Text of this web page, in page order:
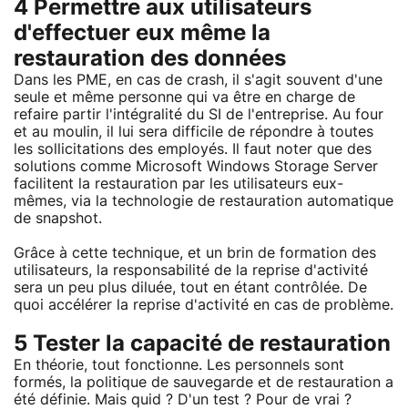
4 Permettre aux utilisateurs
d'effectuer eux même la
restauration des données
Dans les PME, en cas de crash, il s'agit souvent d'une
seule et même personne qui va être en charge de
refaire partir l'intégralité du SI de l'entreprise. Au four
et au moulin, il lui sera difficile de répondre à toutes
les sollicitations des employés. Il faut noter que des
solutions comme Microsoft Windows Storage Server
facilitent la restauration par les utilisateurs eux-
mêmes, via la technologie de restauration automatique
de snapshot.
Grâce à cette technique, et un brin de formation des
utilisateurs, la responsabilité de la reprise d'activité
sera un peu plus diluée, tout en étant contrôlée. De
quoi accélérer la reprise d'activité en cas de problème.
5 Tester la capacité de restauration
En théorie, tout fonctionne. Les personnels sont
formés, la politique de sauvegarde et de restauration a
été définie. Mais quid ? D'un test ? Pour de vrai ?